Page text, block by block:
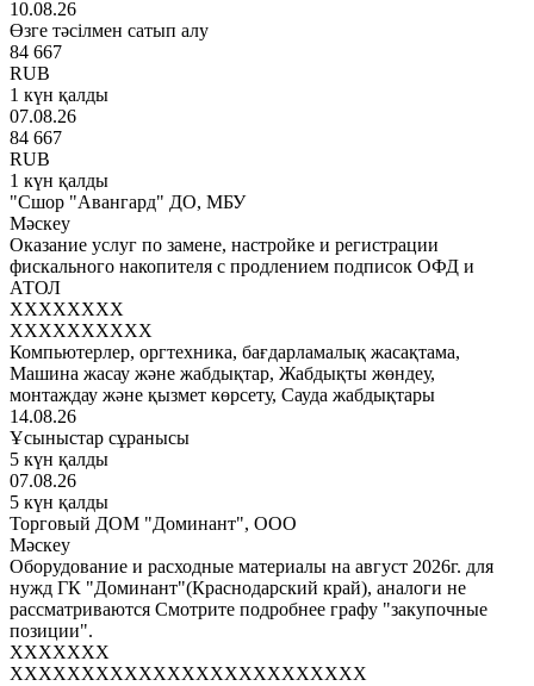
10.08.26
Өзге тәсілмен сатып алу
84 667
RUB
1 күн қалды
07.08.26
84 667
RUB
1 күн қалды
"Сшор "Авангард" ДО, МБУ
Мәскеу
Оказание услуг по замене, настройке и регистрации
фискального накопителя с продлением подписок ОФД и
АТОЛ
XXXXXXXX
XXXXXXXXXX
Компьютерлер, оргтехника, бағдарламалық жасақтама,
Машина жасау және жабдықтар, Жабдықты жөндеу,
монтаждау және қызмет көрсету, Сауда жабдықтары
14.08.26
Ұсыныстар сұранысы
5 күн қалды
07.08.26
5 күн қалды
Торговый ДОМ "Доминант", ООО
Мәскеу
Оборудование и расходные материалы на август 2026г. для
нужд ГК "Доминант"(Краснодарский край), аналоги не
рассматриваются Смотрите подробнее графу "закупочные
позиции".
XXXXXXX
XXXXXXXXXXXXXXXXXXXXXXXXX